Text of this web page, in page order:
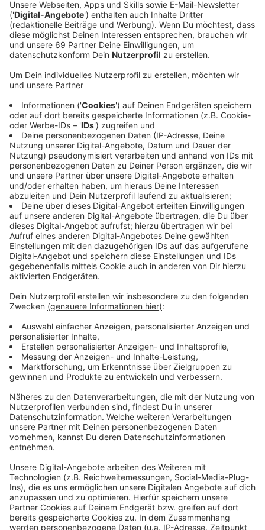
Veröffentlicht:Donnerstag, 05.03.2020 15:21
Anzeige
Die Stadt Münster bereitet sich auf den
Eichenprozessionsspinner vor. Der Schädling wird
vorraussichtlich im April wieder Thema in Münster
werden. Um die Verbreitung des Schädlings
einzudämmen, hat die Stadt in diesem Jahr eine halbe
Million Euro zur Verfügung. Die Experten wollen vor
allem im Bereich von Kindergärten und Schulen gegen
den Eichenprozessionsspinner vorgehen. Dazu
verwenden sie unter anderem biologische
Schädlingsmittel und Hitze. Außerdem werden die
Tiere aus den Bäumen gesaugt.
Anzeige
Schädlinge werden zur Plage
Mehr als 20.000 Bäume waren vergangenen Jahr
befallen, mehr als 100.000 Nester wurden beseitigt.
so viele Nester wie 2018. 3000 Stunden Mehrarbeit
bedeutete das für die Mitarbeiter des
Grünflächenamts. In diesem Jahr werden deswegen
von vorneherein mehr Mittel zur Verfügung gestellt.
Umweltamtszusammengefasst.
Anzeige